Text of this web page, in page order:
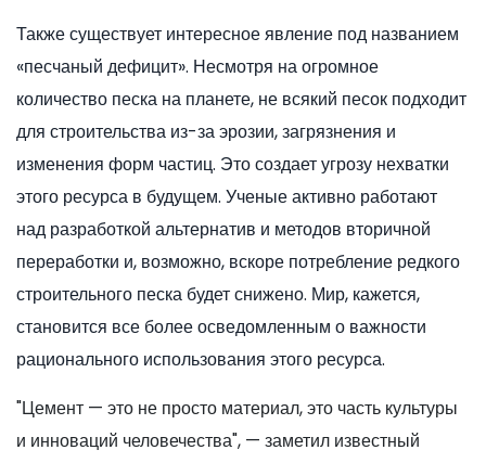
Также существует интересное явление под названием
«песчаный дефицит». Несмотря на огромное
количество песка на планете, не всякий песок подходит
для строительства из-за эрозии, загрязнения и
изменения форм частиц. Это создает угрозу нехватки
этого ресурса в будущем. Ученые активно работают
над разработкой альтернатив и методов вторичной
переработки и, возможно, вскоре потребление редкого
строительного песка будет снижено. Мир, кажется,
становится все более осведомленным о важности
рационального использования этого ресурса.
"Цемент — это не просто материал, это часть культуры
и инноваций человечества", — заметил известный